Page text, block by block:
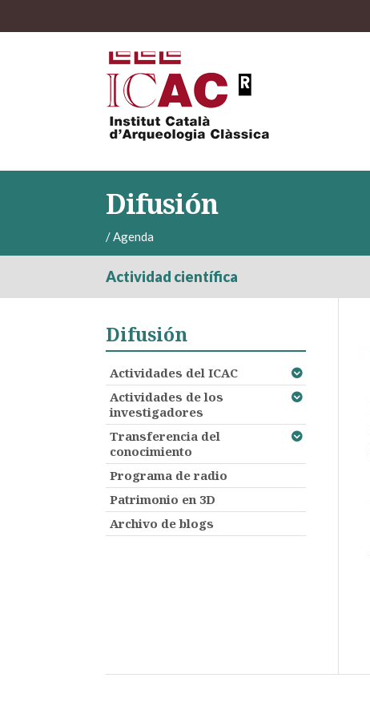
Difusión
/Agenda
Actividad científica
Difusión
Actividades del ICAC
Actividades de los
investigadores
Transferencia del
conocimiento
Programa de radio
Patrimonio en 3D
Archivo de blogs